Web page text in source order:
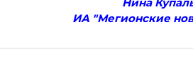
ИА "Мегионские